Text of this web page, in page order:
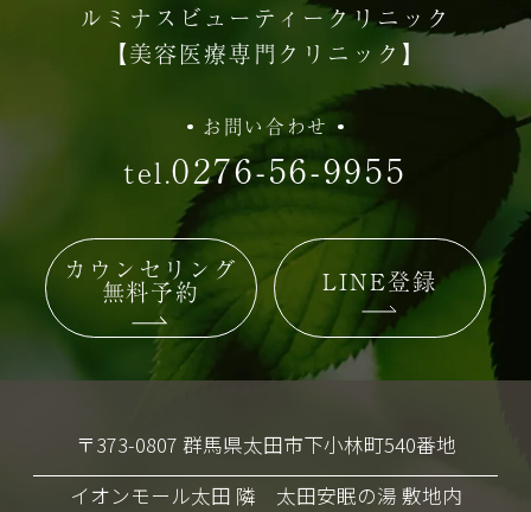
ルミナスビューティークリニック
【美容医療専門クリニック】
お問い合わせ
tel.0276-56-9955
カウンセリング
無料予約 LINE登録
〒373-0807 群馬県太田市下小林町540番地
イオンモール太田 隣 太田安眠の湯 敷地内